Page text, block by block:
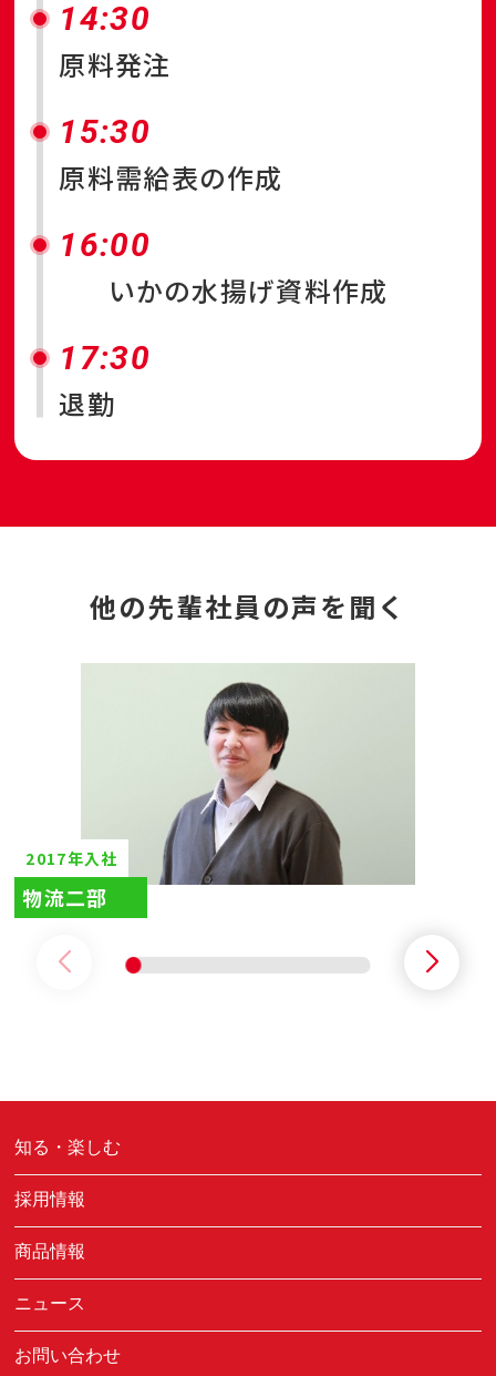
14:30
原料発注
15:30
原料需給表の作成
16:00
いかの水揚げ資料作成
17:30
退勤
他の先輩社員の声を聞く
2017年入社
物流二部
知る・楽しむ
採用情報
商品情報
ニュース
お問い合わせ